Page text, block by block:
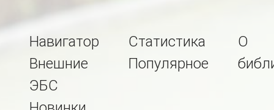
Навигатор
Внешние
ЭБС
Статистика
Популярное
О